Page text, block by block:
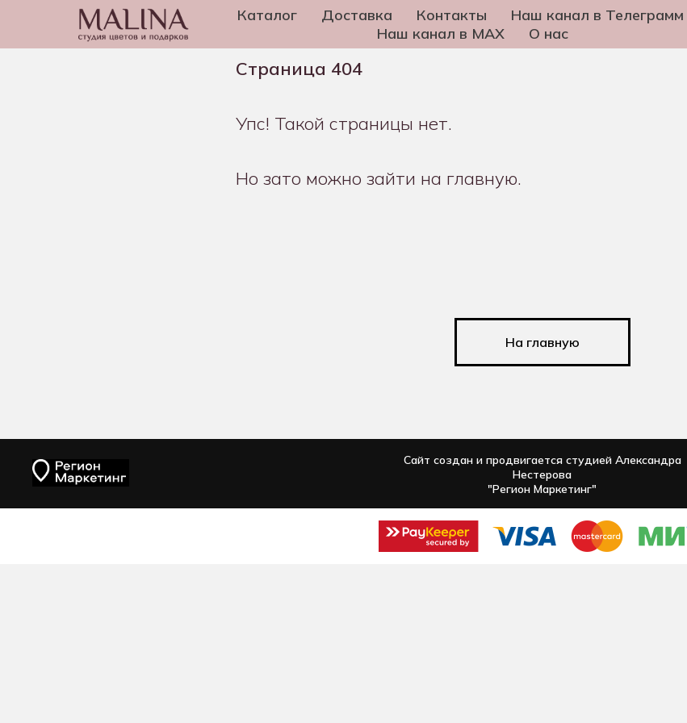
Каталог Доставка Контакты
Наш канал в Телеграмм
Наш канал в MAX
О нас
Страница 404
Упс! Такой страницы нет.
Но зато можно зайти на главную.
На главную
Сайт создан и продвигается студией Александра
Нестерова
"Регион Маркетинг"